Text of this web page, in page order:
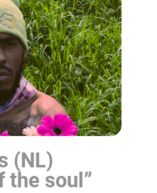
(NL)
the soul”